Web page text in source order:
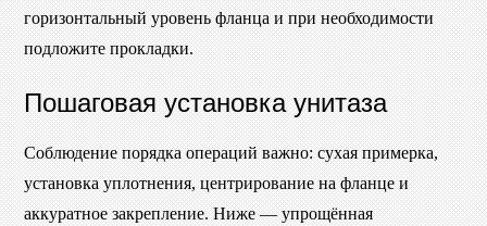
горизонтальный уровень фланца и при необходимости
подложите прокладки.
Пошаговая установка унитаза
Соблюдение порядка операций важно: сухая примерка,
установка уплотнения, центрирование на фланце и
аккуратное закрепление. Ниже — упрощённая